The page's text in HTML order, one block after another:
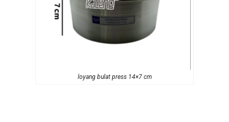
loyang bulat press 14×7 cm